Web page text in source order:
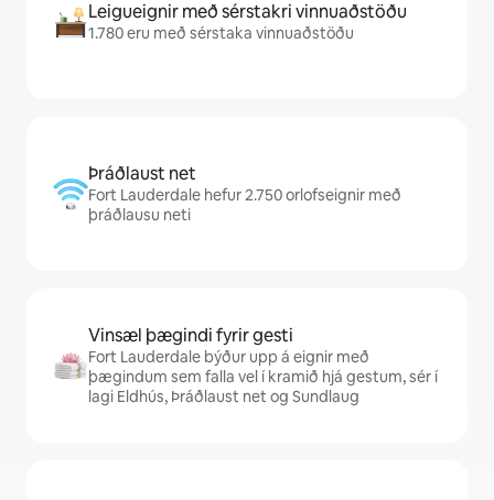
Leigueignir með sérstakri vinnuaðstöðu
1.780 eru með sérstaka vinnuaðstöðu
Þráðlaust net
Fort Lauderdale hefur 2.750 orlofseignir með
þráðlausu neti
Vinsæl þægindi fyrir gesti
Fort Lauderdale býður upp á eignir með
þægindum sem falla vel í kramið hjá gestum, sér í
lagi Eldhús, Þráðlaust net og Sundlaug